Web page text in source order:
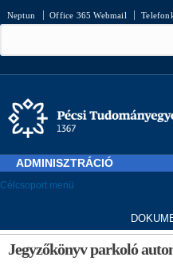
Neptun Office 365 Webmail
Keresés űrlap
Keresés
ADMINISZTRÁCIÓ
Célcsoport menü
D
Jelenlegi hely
Jegyzőkönyv parkoló